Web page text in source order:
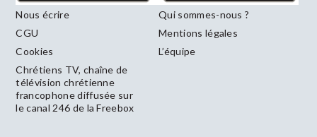
Nous écrire
Qui sommes-nous ?
CGU
Mentions légales
Cookies
L’équipe
Chrétiens TV, chaîne de
télévision chrétienne
francophone diffusée sur
le canal 246 de la Freebox